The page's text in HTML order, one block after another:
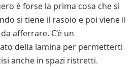
è forse la prima cosa che si
si tiene il rasoio e poi viene il
afferrare. C’è un
della lamina per permetterti
anche in spazi ristretti.